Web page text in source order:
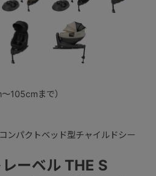
ーベル THE S
ンパクトベッド型チャイルドシー
105cmまで）